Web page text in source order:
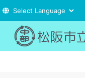
テ